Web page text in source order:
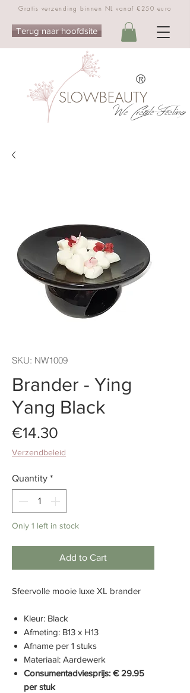
Gratis verzending binnen NL vanaf €250 euro
Terug naar hoofdsite
SLOWBEAUTY
®
We Create Feeling
SKU: NW1009
Brander - Ying
Yang Black
€14.30
Verzendbeleid
Quantity *
Only 1 left in stock
Add to Cart
Sfeervolle mooie luxe XL brander
Kleur: Black
Afmeting: B13 x H13
Afname per 1 stuks
Materiaal: Aardewerk
Consumentadviesprijs: € 29.95
per stuk